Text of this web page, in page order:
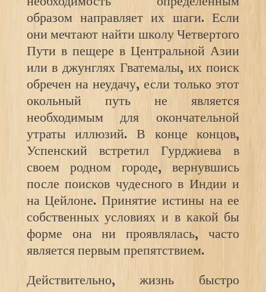
образом направляет их шаги. Если
они мечтают найти школу Четвертого
Пути в пещере в Центральной Азии
или в джунглях Гватемалы, их поиск
обречен на неудачу, если только этот
окольный путь не является
необходимым для окончательной
утраты иллюзий. В конце концов,
Успенский встретил Гурджиева в
своем родном городе, вернувшись
после поисков чудесного в Индии и
на Цейлоне. Принятие истины на ее
собственных условиях и в какой бы
форме она ни проявлялась, часто
является первым препятствием.
Действительно, жизнь быстро